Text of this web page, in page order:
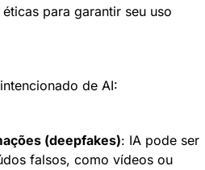
para garantir seu uso
de AI:
(deepfakes): IA pode ser
falsos, como vídeos ou